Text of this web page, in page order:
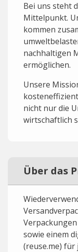
Bei uns steht
Mittelpunkt.
kommen
nachhaltigen
ermöglichen.
Unsere
nicht nur die
wirtschaftlich
Über das
sowie einem
(reuse.me) für